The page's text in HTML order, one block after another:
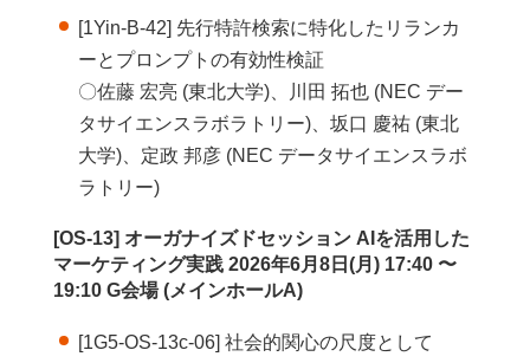
[1Yin-B-42] 先行特許検索に特化したリランカ
ーとプロンプトの有効性検証
〇佐藤 宏亮 (東北大学)、川田 拓也 (NEC デー
タサイエンスラボラトリー)、坂口 慶祐 (東北
大学)、定政 邦彦 (NEC データサイエンスラボ
ラトリー)
[OS-13] オーガナイズドセッション AIを活用した
マーケティング実践 2026年6月8日(月) 17:40 〜
19:10 G会場 (メインホールA)
[1G5-OS-13c-06] 社会的関心の尺度として